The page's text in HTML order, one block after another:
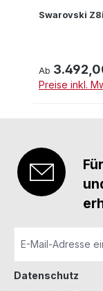
Swarovski
Regulärer
Ab
Preise inkl.
Datenschutz